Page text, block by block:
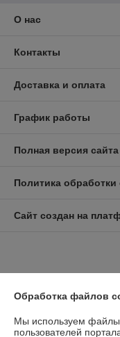
О нас
Контакты
Доставка и оплата
График работы
Полная версия сайта
Политика обработки
Сайт создан на
Юридическое лицо:
Обработка файлов
Мы используем файлы
пользователей